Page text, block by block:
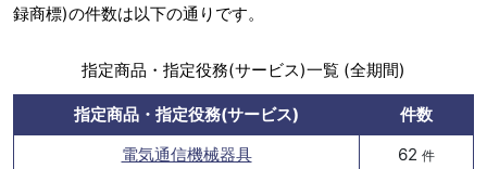
録商標)の件数は以下の通りです。
指定商品・指定役務(サービス)一覧 (全期間)
指定商品・指定役務(サービス)
件数
電気通信機械器具
62 件